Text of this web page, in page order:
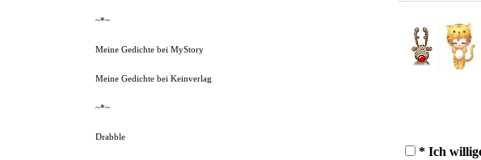
* Ich
~*~
Meine Gedichte bei MyStory
Meine Gedichte bei Keinverlag
~*~
Drabble